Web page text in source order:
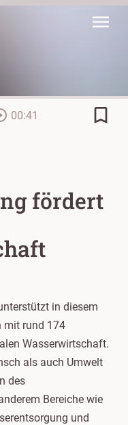
menu
00:41 bookmark_border
fördert
in diesem
mit rund 174
Wasserwirtschaft.
als auch Umwelt
des
Bereiche wie
und